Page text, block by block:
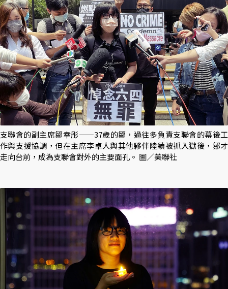
支聯會的副主席鄒幸彤——37歲的鄒，過往多負責支聯會的幕後工
作與支援協調，但在主席李卓人與其他夥伴陸續被抓入獄後，鄒才
走向台前，成為支聯會對外的主要面孔。 圖／美聯社